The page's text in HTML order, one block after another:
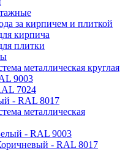
за кирпичем и плиткой
кирпича
плитки
металлическая круглая
9003
7024
- RAL 8017
металлическая
- RAL 9003
- RAL 8017